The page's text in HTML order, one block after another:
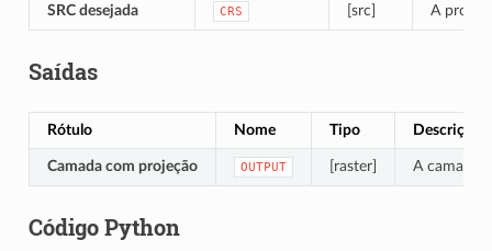
SRC desejada CRS [src] A
Saídas
Rótulo Nome Tipo Descrição
Camada com projeção OUTPUT [raster] A camada
Código Python